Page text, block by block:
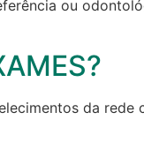
ou
da rede